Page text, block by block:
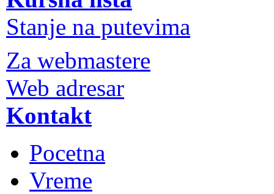
Stanje na putevima
Za webmastere
Web adresar
Kontakt
Pocetna
Vreme